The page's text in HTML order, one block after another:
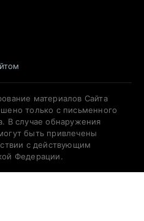
материалов Сайта
только с письменного
В случае обнаружения
быть привлечены
с действующим
Федерации.